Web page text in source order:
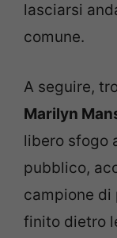
lasciarsi
comune.
A seguire,
Marilyn
libero sfogo
pubblico,
campione di
finito dietro